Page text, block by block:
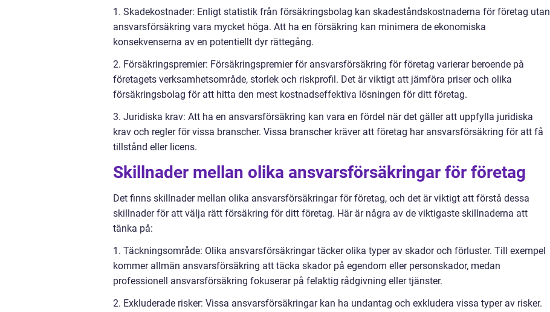
1. Skadekostnader: Enligt statistik från försäkringsbolag kan skadeståndskostnaderna för företag utan
ansvarsförsäkring vara mycket höga. Att ha en försäkring kan minimera de ekonomiska
konsekvenserna av en potentiellt dyr rättegång.
2. Försäkringspremier: Försäkringspremier för ansvarsförsäkring för företag varierar beroende på
företagets verksamhetsområde, storlek och riskprofil. Det är viktigt att jämföra priser och olika
försäkringsbolag för att hitta den mest kostnadseffektiva lösningen för ditt företag.
3. Juridiska krav: Att ha en ansvarsförsäkring kan vara en fördel när det gäller att uppfylla juridiska
krav och regler för vissa branscher. Vissa branscher kräver att företag har ansvarsförsäkring för att få
tillstånd eller licens.
Skillnader mellan olika ansvarsförsäkringar för företag
Det finns skillnader mellan olika ansvarsförsäkringar för företag, och det är viktigt att förstå dessa
skillnader för att välja rätt försäkring för ditt företag. Här är några av de viktigaste skillnaderna att
tänka på:
1. Täckningsområde: Olika ansvarsförsäkringar täcker olika typer av skador och förluster. Till exempel
kommer allmän ansvarsförsäkring att täcka skador på egendom eller personskador, medan
professionell ansvarsförsäkring fokuserar på felaktig rådgivning eller tjänster.
2. Exkluderade risker: Vissa ansvarsförsäkringar kan ha undantag och exkludera vissa typer av risker.